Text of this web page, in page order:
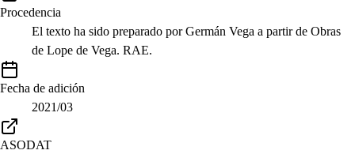
Procedencia
El texto ha sido preparado por Germán Vega a partir de Obras
de Lope de Vega. RAE.
Fecha de adición
2021/03
ASODAT